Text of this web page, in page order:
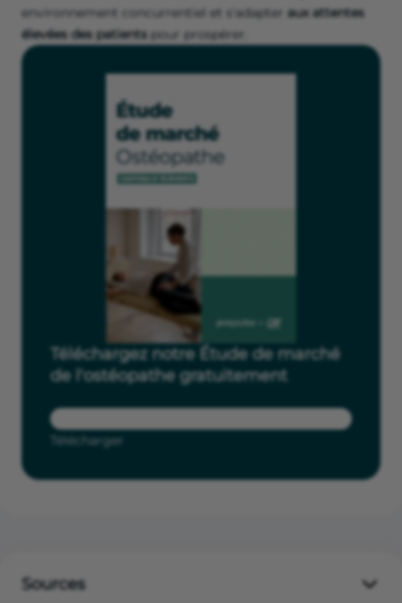
environnement concurrentiel et s'adapter aux attentes
élevées des patients pour prospérer.
Téléchargez notre Étude de marché
de l'ostéopathe gratuitement
Télécharger
Sources